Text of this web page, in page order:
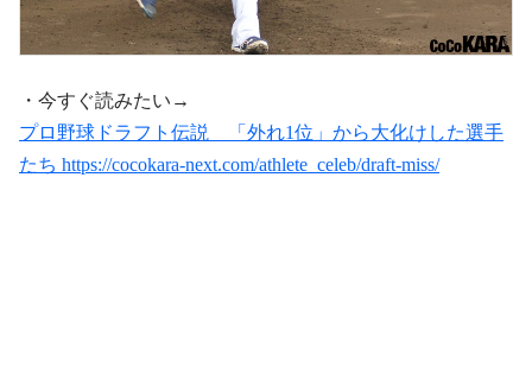
・今すぐ読みたい→
プロ野球ドラフト伝説 「外れ1位」から大化けした選手
たち https://cocokara-next.com/athlete_celeb/draft-miss/